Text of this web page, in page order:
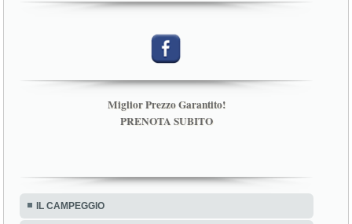
Miglior Prezzo Garantito!
PRENOTA SUBITO
IL CAMPEGGIO